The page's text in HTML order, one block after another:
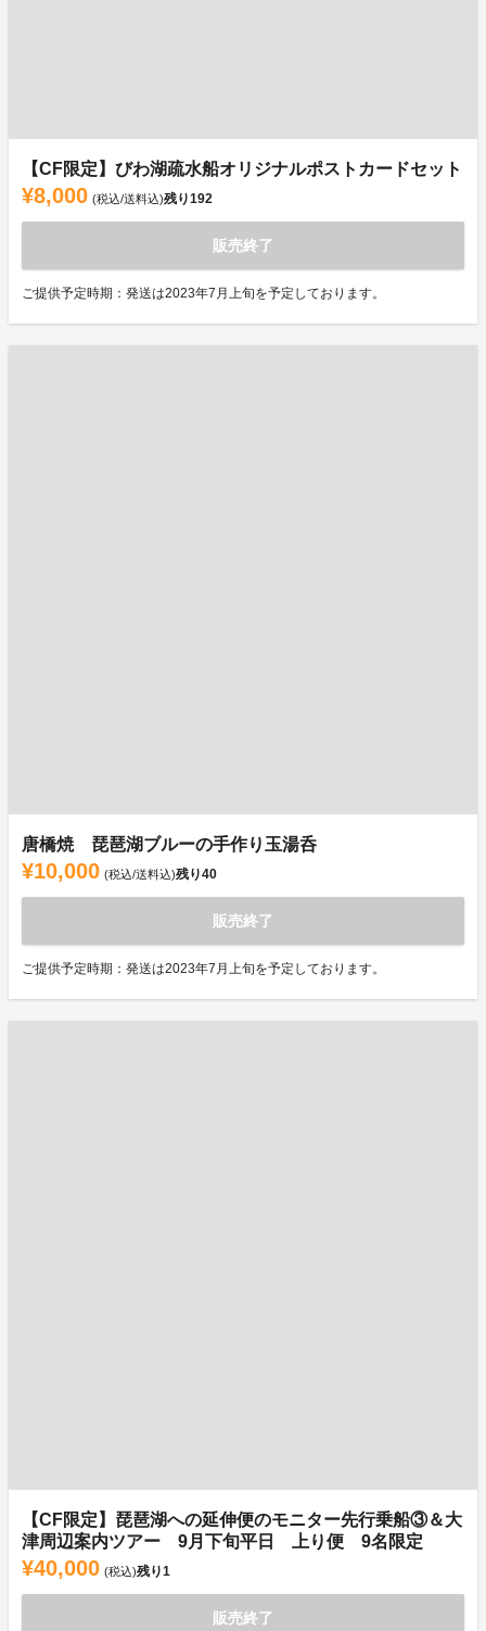
【CF限定】びわ湖疏水船オリジナルポストカードセット
¥8,000 (税込/送料込)残り192
販売終了
ご提供予定時期：発送は2023年7月上旬を予定しております。
唐橋焼 琵琶湖ブルーの手作り玉湯呑
¥10,000 (税込/送料込)残り40
販売終了
ご提供予定時期：発送は2023年7月上旬を予定しております。
【CF限定】琵琶湖への延伸便のモニター先行乗船③＆大
津周辺案内ツアー 9月下旬平日 上り便 9名限定
¥40,000 (税込)残り1
販売終了